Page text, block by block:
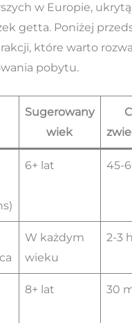
w Europie,
getta. Poniżej
które warto
pobytu.
Sugerowany
wiek
6+ lat 45-
W każdym
wieku
2-3 h
8+ lat 30